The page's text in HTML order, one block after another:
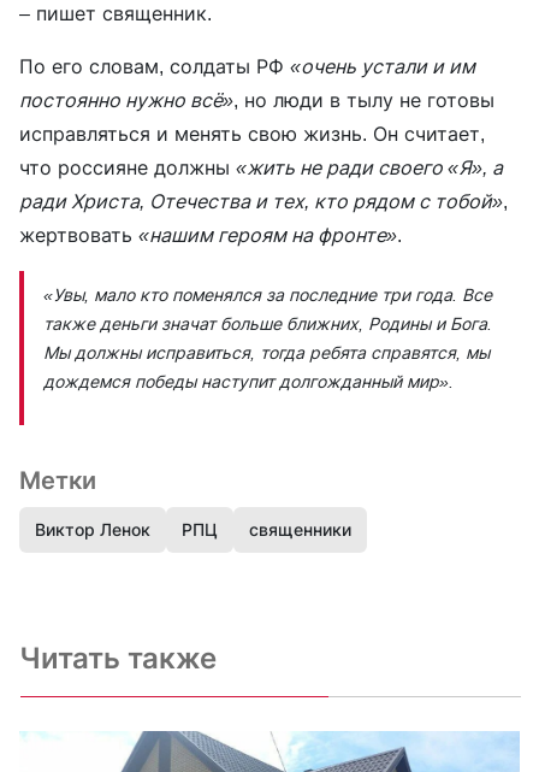
– пишет священник.
По его словам, солдаты РФ «очень устали и им
постоянно нужно всё», но люди в тылу не готовы
исправляться и менять свою жизнь. Он считает,
что россияне должны «жить не ради своего «Я», а
ради Христа, Отечества и тех, кто рядом с тобой»,
жертвовать «нашим героям на фронте».
«Увы, мало кто поменялся за последние три года. Все
также деньги значат больше ближних, Родины и Бога.
Мы должны исправиться, тогда ребята справятся, мы
дождемся победы наступит долгожданный мир»
Метки
Виктор Ленок РПЦ священники
Читать также